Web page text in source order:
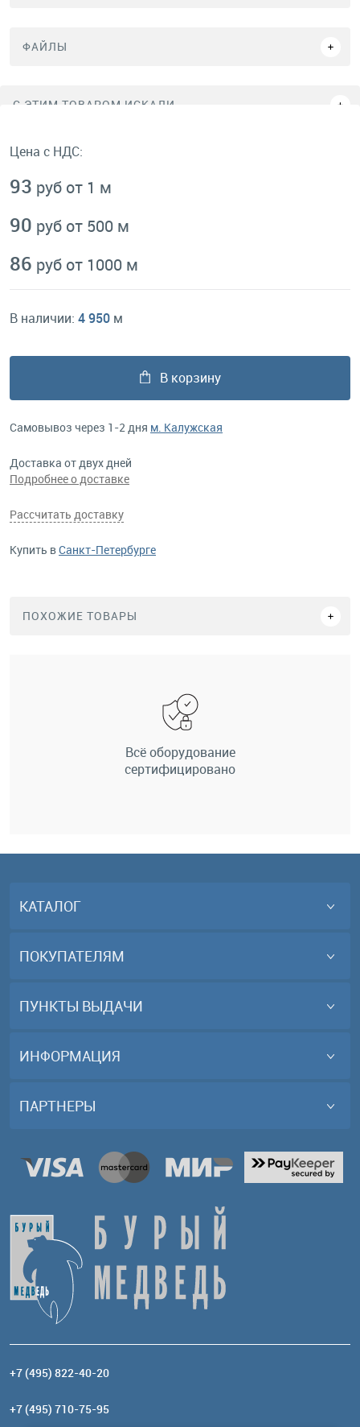
ФАЙЛЫ
C ЭТИМ ТОВАРОМ ИСКАЛИ
Цена с НДС:
93 руб от 1 м
90 руб от 500 м
86 руб от 1000 м
В наличии: 4 950 м
В корзину
Самовывоз через 1-2 дня м. Калужская
Доставка от двух дней
Подробнее о доставке
Рассчитать доставку
Купить вСанкт-Петербурге
ПОХОЖИЕ ТОВАРЫ
Всё оборудование
сертифицировано
КАТАЛОГ
ПОКУПАТЕЛЯМ
ПУНКТЫ ВЫДАЧИ
ИНФОРМАЦИЯ
ПАРТНЕРЫ
+7 (495) 822-40-20
+7 (495) 710-75-95